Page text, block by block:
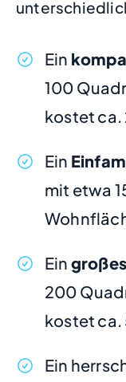
Ein
100
kostet
Ein
mit etwa
Ein
200
kostet ca.
Ein